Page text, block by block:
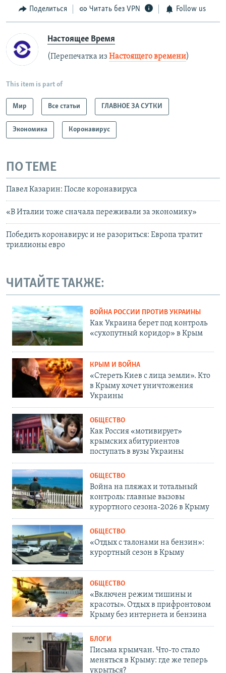
Поделиться Читать без VPN Follow us
Настоящее Время
(Перепечатка из Настоящего времени)
This item is part of
Мир Все статьи ГЛАВНОЕ ЗА СУТКИ
Экономика Коронавирус
ПО ТЕМЕ
Павел Казарин: После коронавируса
«В Италии тоже сначала переживали за экономику»
Победить коронавирус и не разориться: Европа тратит
триллионы евро
ЧИТАЙТЕ ТАКЖЕ:
ВОЙНА РОССИИ ПРОТИВ УКРАИНЫ
Как Украина берет под контроль
«сухопутный коридор» в Крым
КРЫМ И ВОЙНА
«Стереть Киев с лица земли». Кто
в Крыму хочет уничтожения
Украины
ОБЩЕСТВО
Как Россия «мотивирует»
крымских абитуриентов
поступать в вузы Украины
ОБЩЕСТВО
Война на пляжах и тотальный
контроль: главные вызовы
курортного сезона-2026 в Крыму
ОБЩЕСТВО
«Отдых с талонами на бензин»:
курортный сезон в Крыму
ОБЩЕСТВО
«Включен режим тишины и
красоты». Отдых в прифронтовом
Крыму без интернета и бензина
БЛОГИ
Письма крымчан. Что-то стало
меняться в Крыму: где же теперь
укрыться?